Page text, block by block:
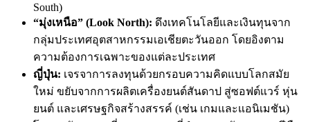
South)
“มุ่งเหนือ” (Look North): ดึงเทคโนโลยีและเงินทุนจาก
กลุ่มประเทศอุตสาหกรรมเอเชียตะวันออก โดยอิงตาม
ความต้องการเฉพาะของแต่ละประเทศ
ญี่ปุ่น: เจรจาการลงทุนด้วยกรอบความคิดแบบโลกสมัย
ใหม่ ขยับจากการผลิตเครื่องยนต์สันดาป สู่ซอฟต์แวร์ หุ่น
ยนต์ และเศรษฐกิจสร้างสรรค์ (เช่น เกมและแอนิเมชัน)